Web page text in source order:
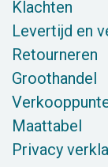
Klachten
Levertijd en
Retourneren
Groothandel
Maattabel
Privacy